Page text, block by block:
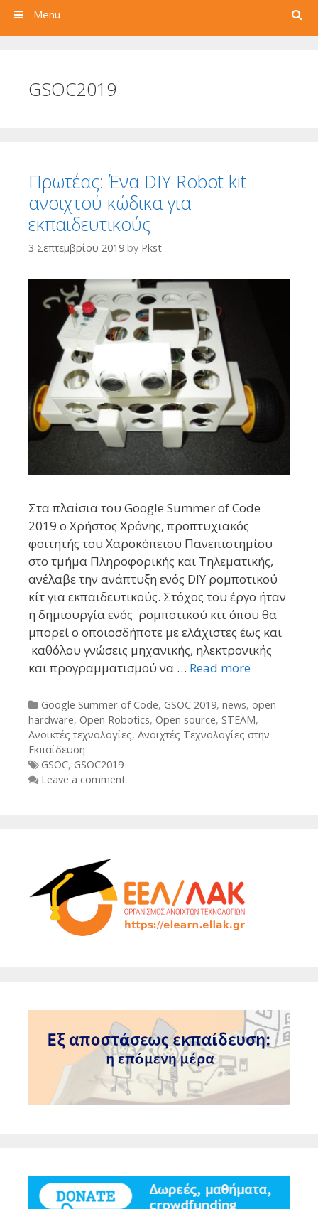
Search
Menu
GSOC2019
Πρωτέας: Ένα DIY Robot kit
ανοιχτού κώδικα για
εκπαιδευτικούς
3 Σεπτεμβρίου 2019 by Pkst
Στα πλαίσια του Google Summer of Code
2019 ο Χρήστος Χρόνης, προπτυχιακός
φοιτητής του Χαροκόπειου Πανεπιστημίου
στο τμήμα Πληροφορικής και Τηλεματικής,
ανέλαβε την ανάπτυξη ενός DIY ρομποτικού
κίτ για εκπαιδευτικούς. Στόχος του έργο ήταν
η δημιουργία ενός ρομποτικού κιτ όπου θα
μπορεί ο οποιοσδήποτε με ελάχιστες έως και
καθόλου γνώσεις μηχανικής, ηλεκτρονικής
και προγραμματισμού να … Read more
Categories
Google Summer of Code, GSOC 2019, news, open
hardware, Open Robotics, Open source, STEAM,
Ανοικτές τεχνολογίες, Ανοιχτές Τεχνολογίες στην
Εκπαίδευση
Tags
GSOC, GSOC2019
Leave a comment